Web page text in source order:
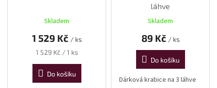
Skladem
1 529 Kč / ks
Měrná
1 529 Kč / 1 ks
Do košíku
láhve
Skladem
89 Kč / ks
Do košíku
Dárková krabice na 3 láhve